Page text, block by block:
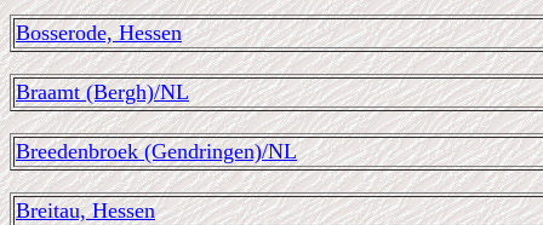
Bosserode, Hessen
Braamt (Bergh)/NL
Breedenbroek (Gendringen)/NL
Breitau, Hessen